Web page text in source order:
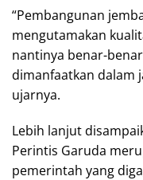
“Pembangunan
mengutamakan
nantinya benar-
dimanfaatkan dalam
ujarnya.
Lebih lanjut
Perintis Garuda
pemerintah yang